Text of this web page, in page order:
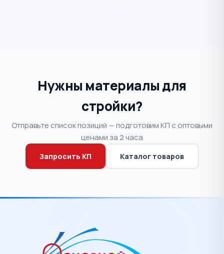
Нужны материалы для
стройки?
Отправьте список позиций — подготовим КП с оптовыми
ценами за 2 часа
Запросить КП Каталог товаров